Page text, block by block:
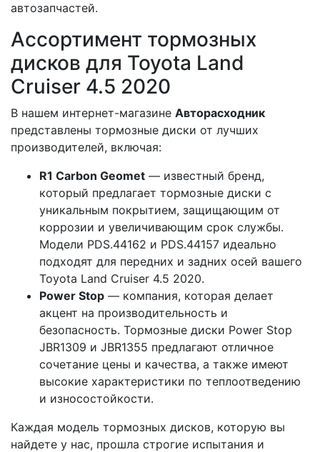
автозапчастей.
Ассортимент тормозных
дисков для Toyota Land
Cruiser 4.5 2020
В нашем интернет-магазине Авторасходник
представлены тормозные диски от лучших
производителей, включая:
R1 Carbon Geomet — известный бренд,
который предлагает тормозные диски с
уникальным покрытием, защищающим от
коррозии и увеличивающим срок службы.
Модели PDS.44162 и PDS.44157 идеально
подходят для передних и задних осей вашего
Toyota Land Cruiser 4.5 2020.
Power Stop — компания, которая делает
акцент на производительность и
безопасность. Тормозные диски Power Stop
JBR1309 и JBR1355 предлагают отличное
сочетание цены и качества, а также имеют
высокие характеристики по теплоотведению
и износостойкости.
Каждая модель тормозных дисков, которую вы
найдете у нас, прошла строгие испытания и